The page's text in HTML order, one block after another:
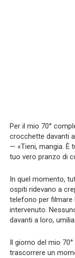
Per il mio 70°
crocchette davanti
— «Tieni, mangia. È
tuo vero pranzo di
In quel momento,
ospiti ridevano a
telefono per filmare
intervenuto.
davanti a loro,
Il giorno del mio
trascorrere un